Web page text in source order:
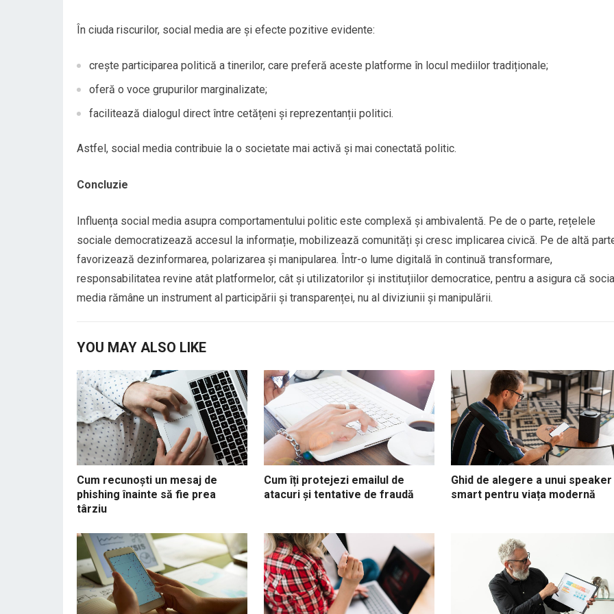
În ciuda riscurilor, social media are și efecte pozitive evidente:
crește participarea politică a tinerilor, care preferă aceste platforme în locul mediilor tradiționale;
oferă o voce grupurilor marginalizate;
facilitează dialogul direct între cetățeni și reprezentanții politici.
Astfel, social media contribuie la o societate mai activă și mai conectată politic.
Concluzie
Influența social media asupra comportamentului politic este complexă și ambivalentă. Pe de o parte, rețelele
sociale democratizează accesul la informație, mobilizează comunități și cresc implicarea civică. Pe de altă
favorizează dezinformarea, polarizarea și manipularea. Într-o lume digitală în continuă transformare,
responsabilitatea revine atât platformelor, cât și utilizatorilor și instituțiilor democratice, pentru a asigura că
media rămâne un instrument al participării și transparenței, nu al diviziunii și manipulării.
YOU MAY ALSO LIKE
Cum recunoști un mesaj de
phishing înainte să fie prea
târziu
Cum îți protejezi emailul de
atacuri și tentative de fraudă
Ghid de alegere a unui speaker
smart pentru viața modernă